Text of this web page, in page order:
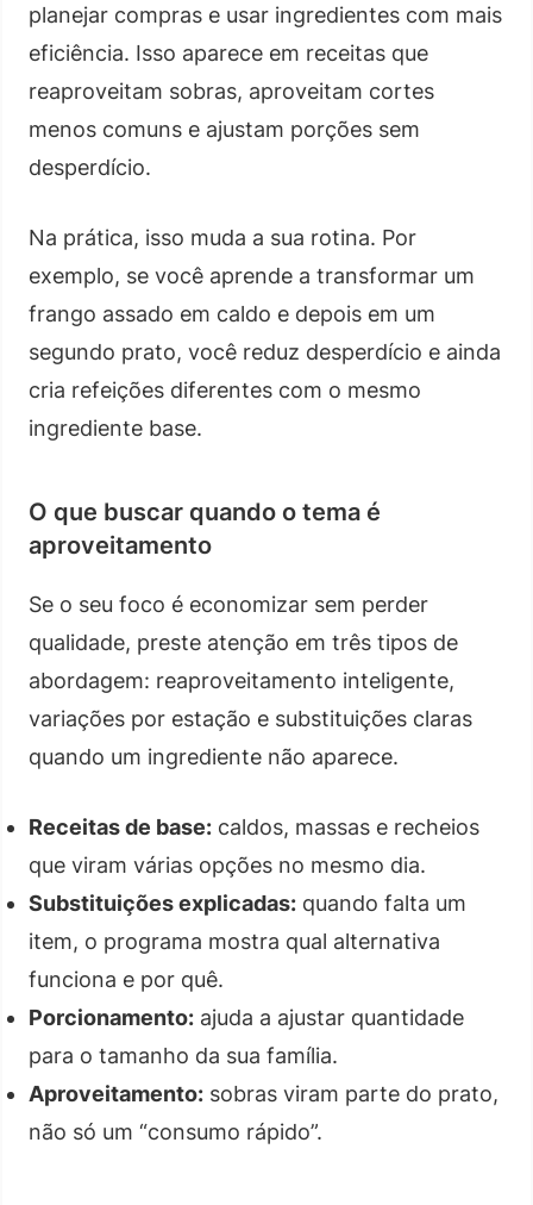
planejar compras e usar ingredientes com mais
eficiência. Isso aparece em receitas que
reaproveitam sobras, aproveitam cortes
menos comuns e ajustam porções sem
desperdício.
Na prática, isso muda a sua rotina. Por
exemplo, se você aprende a transformar um
frango assado em caldo e depois em um
segundo prato, você reduz desperdício e ainda
cria refeições diferentes com o mesmo
ingrediente base.
O que buscar quando o tema é
aproveitamento
Se o seu foco é economizar sem perder
qualidade, preste atenção em três tipos de
abordagem: reaproveitamento inteligente,
variações por estação e substituições claras
quando um ingrediente não aparece.
Receitas de base: caldos, massas e recheios
que viram várias opções no mesmo dia.
Substituições explicadas: quando falta um
item, o programa mostra qual alternativa
funciona e por quê.
Porcionamento: ajuda a ajustar quantidade
para o tamanho da sua família.
Aproveitamento: sobras viram parte do prato,
não só um “consumo rápido”.